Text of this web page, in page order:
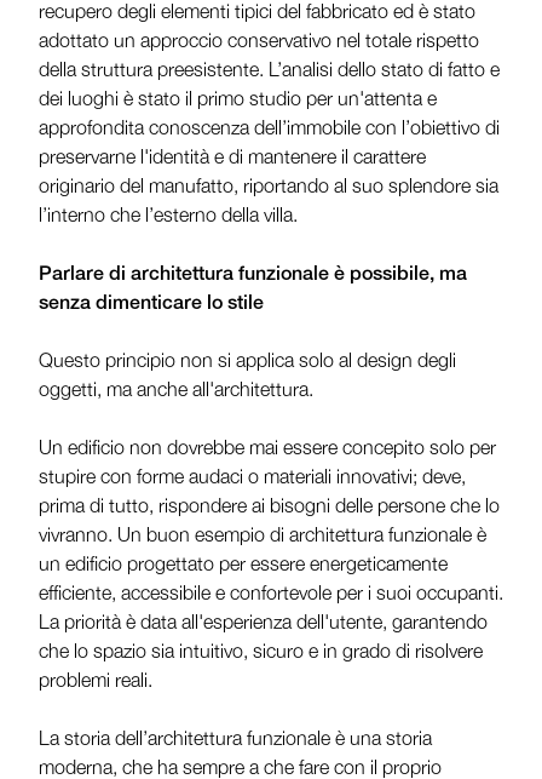
recupero degli elementi tipici del fabbricato ed è stato
adottato un approccio conservativo nel totale rispetto
della struttura preesistente. L’analisi dello stato di fatto e
dei luoghi è stato il primo studio per un'attenta e
approfondita conoscenza dell’immobile con l’obiettivo di
preservarne l'identità e di mantenere il carattere
originario del manufatto, riportando al suo splendore sia
l’interno che l’esterno della villa.
Parlare di architettura funzionale è possibile, ma
senza dimenticare lo stile
Questo principio non si applica solo al design degli
oggetti, ma anche all'architettura.
Un edificio non dovrebbe mai essere concepito solo per
stupire con forme audaci o materiali innovativi; deve,
prima di tutto, rispondere ai bisogni delle persone che lo
vivranno. Un buon esempio di architettura funzionale è
un edificio progettato per essere energeticamente
efficiente, accessibile e confortevole per i suoi occupanti.
La priorità è data all'esperienza dell'utente, garantendo
che lo spazio sia intuitivo, sicuro e in grado di risolvere
problemi reali.
La storia dell’architettura funzionale è una storia
moderna, che ha sempre a che fare con il proprio